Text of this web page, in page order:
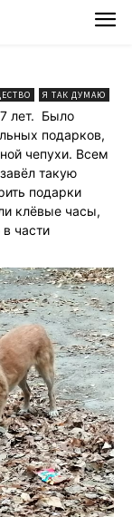
Я ТАК ДУМАЮ
лет. Было
подарков,
чепухи. Всем
такую
подарки
клёвые часы,
части